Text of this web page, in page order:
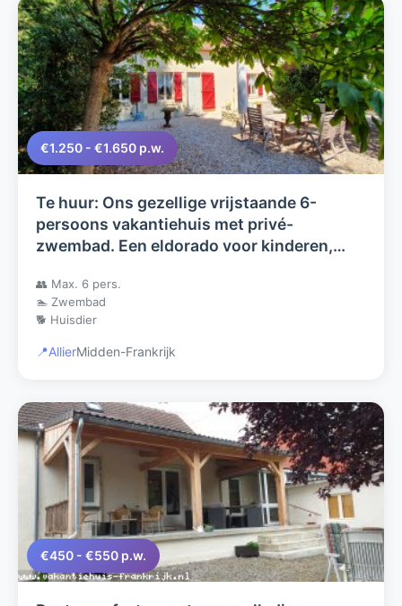
€1.250 - €1.650 p.w.
Te huur: Ons gezellige vrijstaande 6-
persoons vakantiehuis met privé-
zwembad. Een eldorado voor kinderen,
👥 Max. 6 pers.
🏊 Zwembad
🐕 Huisdier
📍AllierMidden-Frankrijk
€450 - €550 p.w.